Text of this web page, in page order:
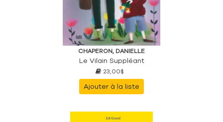
CHAPERON, DANIELLE
Le Vilain Suppléant
23,00$
Ajouter à la liste